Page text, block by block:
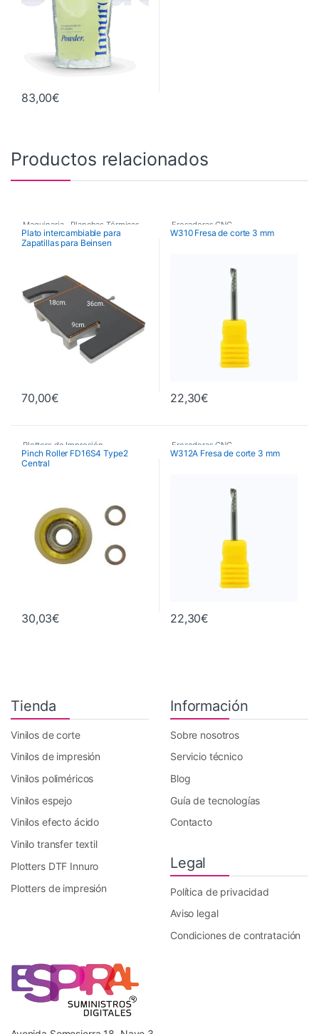
83,00€
Productos relacionados
Maquinaria Planchas Térmicas
Recambios Planchas
Plato intercambiable para
Zapatillas para Beinsen
70,00€
Fresadoras CNC
W310 Fresa de corte 3 mm
22,30€
Plotters de Impresión
Pinch Roller FD16S4 Type2
Central
30,03€
Fresadoras CNC
W312A Fresa de corte 3 mm
22,30€
Tienda
Vinilos de corte
Vinilos de impresión
Vinilos poliméricos
Vinilos espejo
Vinilos efecto ácido
Vinilo transfer textil
Plotters DTF Innuro
Plotters de impresión
Información
Sobre nosotros
Servicio técnico
Blog
Guía de tecnologías
Contacto
Legal
Política de privacidad
Aviso legal
Condiciones de contratación